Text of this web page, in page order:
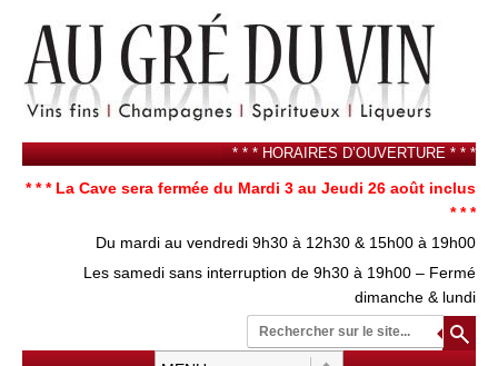
* * * HORAIRES D’OUVERTURE * * *
* * * La Cave sera fermée du Mardi 3 au Jeudi 26 août inclus
* * *
Du mardi au vendredi 9h30 à 12h30 & 15h00 à 19h00
Les samedi sans interruption de 9h30 à 19h00 – Fermé
dimanche & lundi